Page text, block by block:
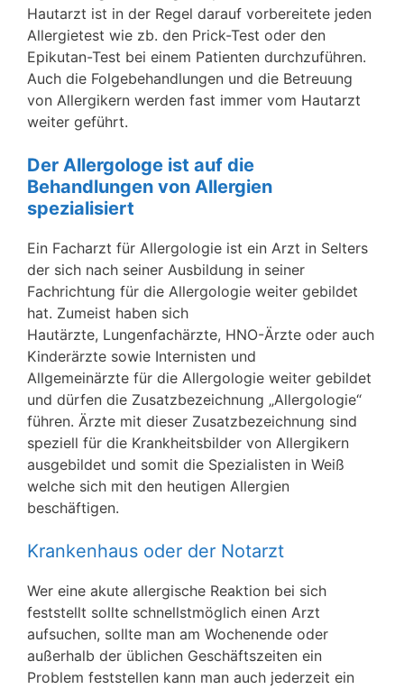
Hautarzt ist in der Regel darauf vorbereitete jeden
Allergietest wie zb. den Prick-Test oder den
Epikutan-Test bei einem Patienten durchzuführen.
Auch die Folgebehandlungen und die Betreuung
von Allergikern werden fast immer vom Hautarzt
weiter geführt.
Der Allergologe ist auf die
Behandlungen von Allergien
spezialisiert
Ein Facharzt für Allergologie ist ein Arzt in Selters
der sich nach seiner Ausbildung in seiner
Fachrichtung für die Allergologie weiter gebildet
hat. Zumeist haben sich
Hautärzte, Lungenfachärzte, HNO-Ärzte oder auch
Kinderärzte sowie Internisten und
Allgemeinärzte für die Allergologie weiter gebildet
und dürfen die Zusatzbezeichnung „Allergologie“
führen. Ärzte mit dieser Zusatzbezeichnung sind
speziell für die Krankheitsbilder von Allergikern
ausgebildet und somit die Spezialisten in Weiß
welche sich mit den heutigen Allergien
beschäftigen.
Krankenhaus oder der Notarzt
Wer eine akute allergische Reaktion bei sich
feststellt sollte schnellstmöglich einen Arzt
aufsuchen, sollte man am Wochenende oder
außerhalb der üblichen Geschäftszeiten ein
Problem feststellen kann man auch jederzeit ein